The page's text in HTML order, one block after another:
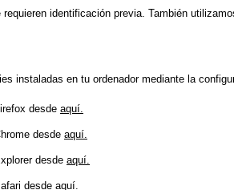
identificación previa. También
instaladas en tu ordenador mediante la
desde aquí.
desde aquí.
desde aquí.
desde aquí.